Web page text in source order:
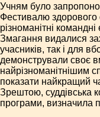
Учням було
Фестивалю здорового
різноманітні
Змагання видалися
учасників, так і для
демонстрували своє
найрізноманітнішим
показати найкращий
Зрештою, суддівська
програми, визначила